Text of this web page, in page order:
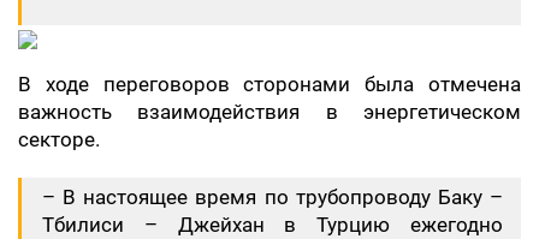
В ходе переговоров сторонами была отмечена
важность взаимодействия в энергетическом
секторе.
– В настоящее время по трубопроводу Баку –
Тбилиси – Джейхан в Турцию ежегодно